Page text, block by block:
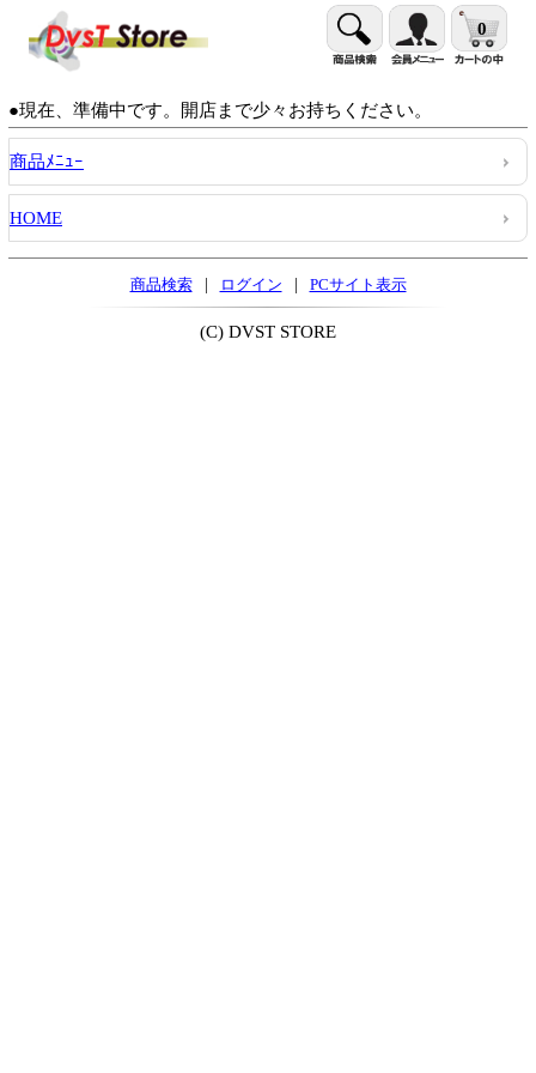
0
●現在、準備中です。開店まで少々お持ちください。
商品ﾒﾆｭｰ
HOME
商品検索 | ログイン | PCサイト表示
(C) DVST STORE